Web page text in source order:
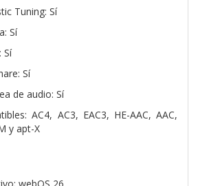
Tuning: Sí
Sí
Sí
Sí
de audio: Sí
AC4, AC3, EAC3, HE-AAC, AAC,
y apt-X
webOS 26